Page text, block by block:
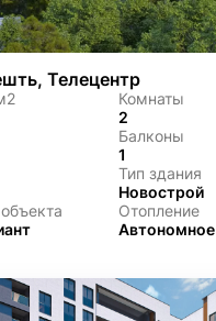
Телецентр
Комнаты
2
Балконы
1
Тип здания
Новострой
Отопление
Автономное